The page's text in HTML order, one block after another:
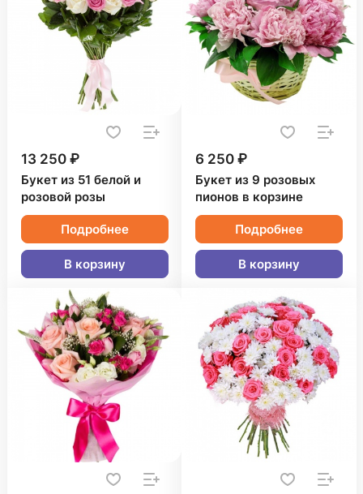
13 250 ₽
Букет из 51 белой и
розовой розы
Подробнее
В корзину
6 250 ₽
Букет из 9 розовых
пионов в корзине
Подробнее
В корзину